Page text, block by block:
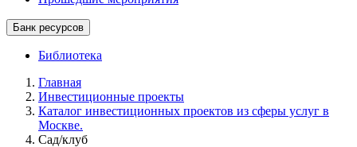
Банк ресурсов
Библиотека
Главная
Инвестиционные проекты
Каталог инвестиционных проектов из сферы услуг в
Москве.
Сад/клуб